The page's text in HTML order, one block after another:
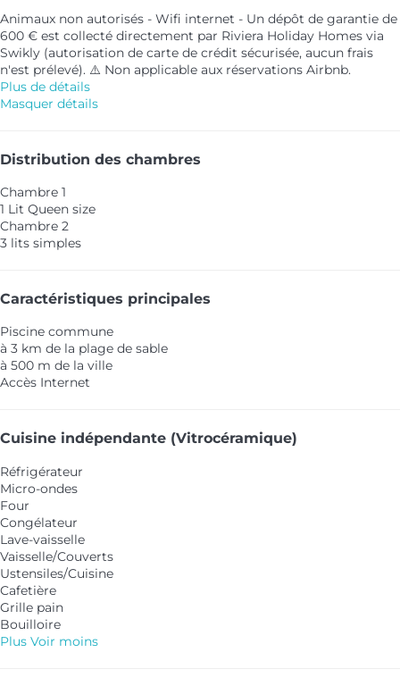
Animaux non autorisés - Wifi internet - Un dépôt de garantie de
600 € est collecté directement par Riviera Holiday Homes via
Swikly (autorisation de carte de crédit sécurisée, aucun frais
n'est prélevé). ⚠️ Non applicable aux réservations Airbnb.
Plus de détails
Masquer détails
Distribution des chambres
Chambre 1
1 Lit Queen size
Chambre 2
3 lits simples
Caractéristiques principales
Piscine commune
à 3 km de la plage de sable
à 500 m de la ville
Accès Internet
Cuisine indépendante (Vitrocéramique)
Réfrigérateur
Micro-ondes
Four
Congélateur
Lave-vaisselle
Vaisselle/Couverts
Ustensiles/Cuisine
Cafetière
Grille pain
Bouilloire
Plus Voir moins